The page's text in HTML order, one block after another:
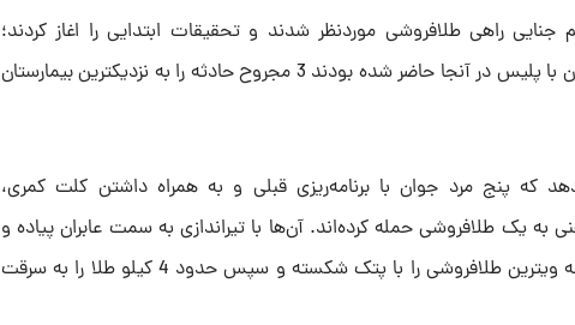
جنایی راهی طلافروشی موردنظر شدند و تحقیقات ابتدایی را اغاز کردند؛
امدادگران اورژانس که همزمان با پلیس در آنجا حاضر شده بودند 3 مجروح حادثه را به نزدیکترین بیمارستان
که پنج مرد جوان با برنامه‌ریزی قبلی و به همراه داشتن کلت کمری،
به یک طلافروشی حمله کرده‌اند. آن‌ها با تیراندازی به سمت عابران پیاده و
ایجاد ترس و وحشت، شیشه ویترین طلافروشی را با پتک شکسته و سپس حدود 4 کیلو طلا را به سرقت